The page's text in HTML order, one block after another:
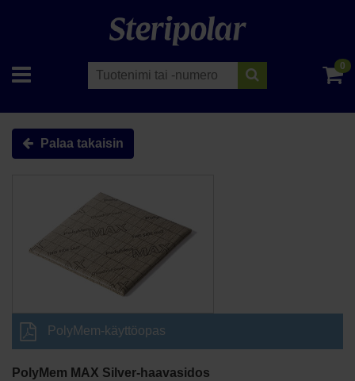
0
Palaa takaisin
PolyMem-käyttöopas
PolyMem MAX Silver-haavasidos